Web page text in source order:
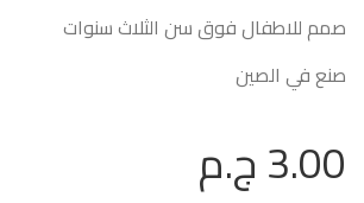
صمم للاطفال فوق سن الثلاث سنوات
صنع في الصين
3.00 ج.م